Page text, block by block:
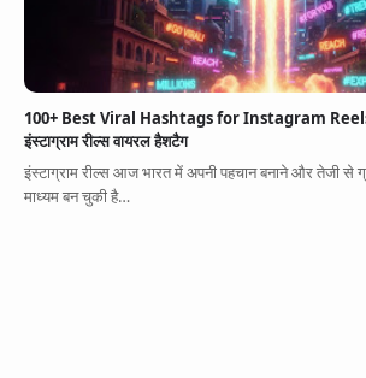
100+ Best Viral Hashtags for Instagram
इंस्टाग्राम रील्स वायरल हैशटैग
इंस्टाग्राम रील्स आज भारत में अपनी पहचान बनाने और तेजी से
माध्यम बन चुकी है…